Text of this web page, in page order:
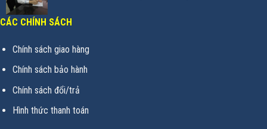
CÁC CHÍNH SÁCH
Chính sách giao hàng
Chính sách bảo hành
Chính sách đổi/trả
Hình thức thanh toán